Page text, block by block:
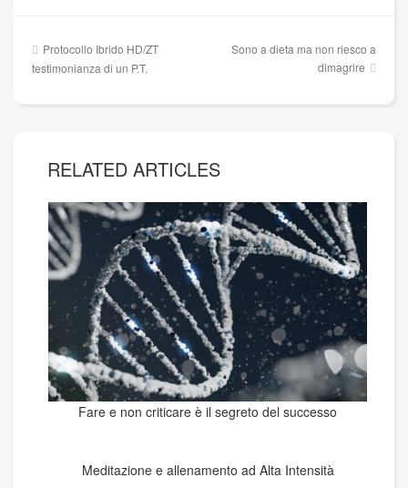
Navigazione
articoli
Protocollo Ibrido HD/ZT
testimonianza di un P.T.
Sono a dieta ma non riesco a
dimagrire
RELATED ARTICLES
Fare e non criticare è il segreto del successo
Meditazione e allenamento ad Alta Intensità